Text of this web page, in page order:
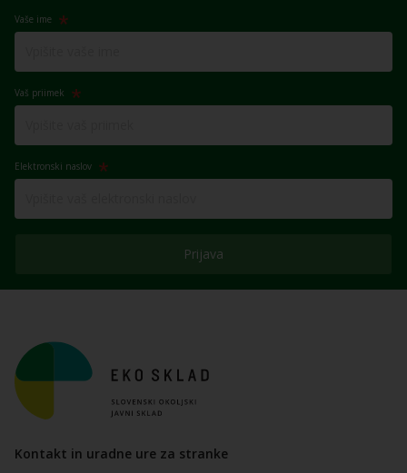
Vaše ime
Vaš priimek
Elektronski naslov
Prijava
Kontakt in uradne ure za stranke